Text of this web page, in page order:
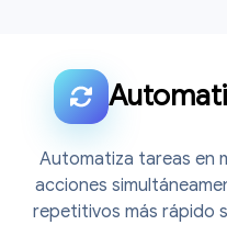
Automatiza tareas en
acciones
repetitivos más rápido